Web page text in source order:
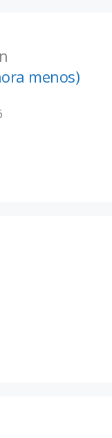
menos)